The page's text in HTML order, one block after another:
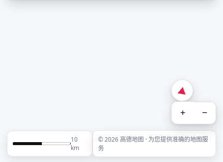
+ −
10
km
© 2026 高德地图 · 为您提供准确的地图服
务